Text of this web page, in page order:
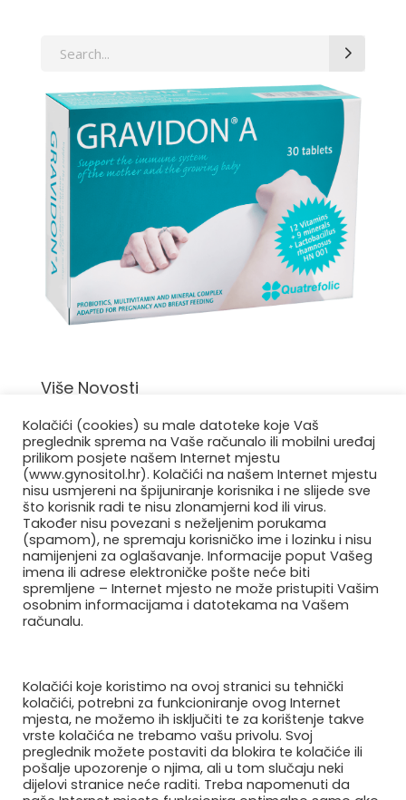
Search
Više Novosti
Važnost nadopune prehrane u
trudnoći s dodatcima prehrani
15 listopada, 2021
Sačuvajte dobar imunitet u trudnoći
16 listopada, 2021
Folna kiselina – zašto je važna u
trudnoći?
16 listopada, 2021
Rizici od alergija kod beba/djece
Pratite nas
Kolačići (cookies) su male datoteke koje Vaš
preglednik sprema na Vaše računalo ili mobilni uređaj
prilikom posjete našem Internet mjestu
(www.gynositol.hr). Kolačići na našem Internet mjestu
nisu usmjereni na špijuniranje korisnika i ne slijede sve
što korisnik radi te nisu zlonamjerni kod ili virus.
Također nisu povezani s neželjenim porukama
(spamom), ne spremaju korisničko ime i lozinku i nisu
namijenjeni za oglašavanje. Informacije poput Vašeg
imena ili adrese elektroničke pošte neće biti
spremljene – Internet mjesto ne može pristupiti Vašim
osobnim informacijama i datotekama na Vašem
računalu.
Kolačići koje koristimo na ovoj stranici su tehnički
kolačići, potrebni za funkcioniranje ovog Internet
mjesta, ne možemo ih isključiti te za korištenje takve
vrste kolačića ne trebamo vašu privolu. Svoj
preglednik možete postaviti da blokira te kolačiće ili
pošalje upozorenje o njima, ali u tom slučaju neki
dijelovi stranice neće raditi. Treba napomenuti da